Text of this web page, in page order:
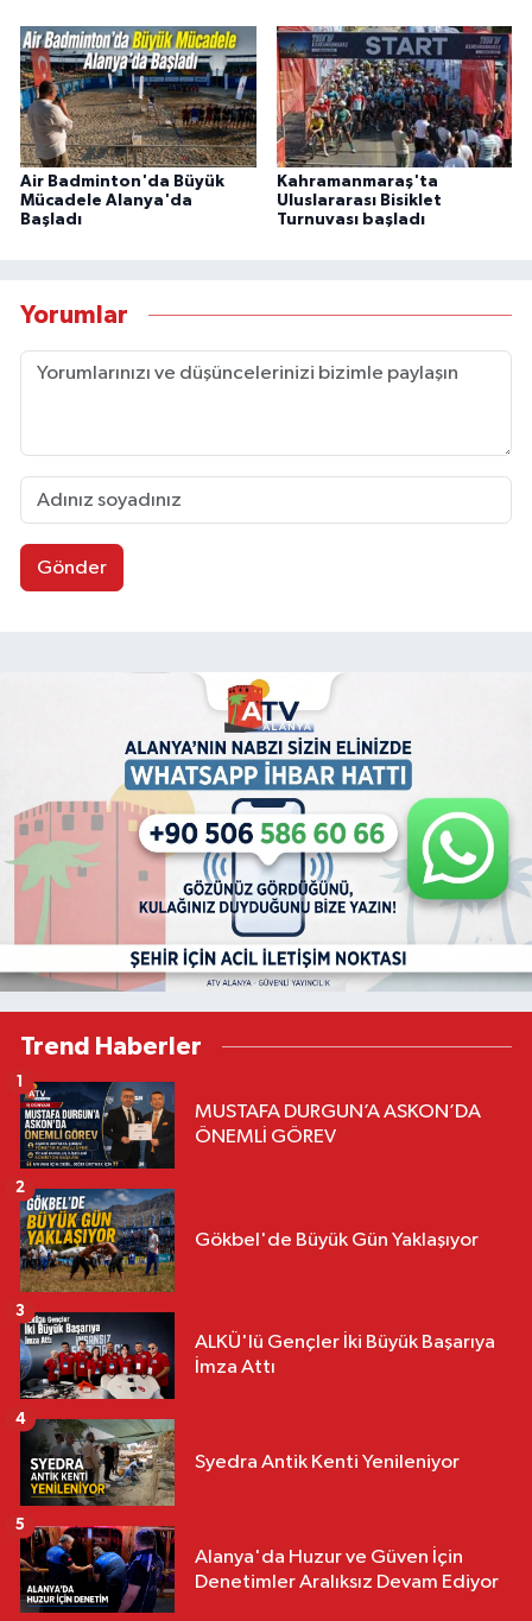
Air Badminton'da Büyük
Mücadele Alanya'da
Başladı
Kahramanmaraş'ta
Uluslararası Bisiklet
Turnuvası başladı
Yorumlar
Gönder
Trend Haberler
MUSTAFA DURGUN’A ASKON’DA
ÖNEMLİ GÖREV
1
Gökbel'de Büyük Gün Yaklaşıyor
2
ALKÜ'lü Gençler İki Büyük Başarıya
İmza Attı
3
Syedra Antik Kenti Yenileniyor
4
Alanya'da Huzur ve Güven İçin
Denetimler Aralıksız Devam Ediyor
5